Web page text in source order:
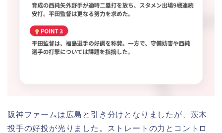
阪神ファームは広島と引き分けとなりましたが、茨木
投手の好投が光りました。ストレートの力とコントロ